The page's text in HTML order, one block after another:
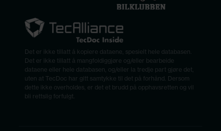
Det er ikke tillatt å kopiere dataene, spesielt hele databasen.
Det er ikke tillatt å mangfoldiggjøre og/eller bearbeide
dataene eller hele databasen, og/eller la tredje part gjøre det,
uten at TecDoc har gitt samtykke til det på forhånd. Dersom
dette ikke overholdes, er det et brudd på opphavsretten og vil
bli rettslig forfulgt.